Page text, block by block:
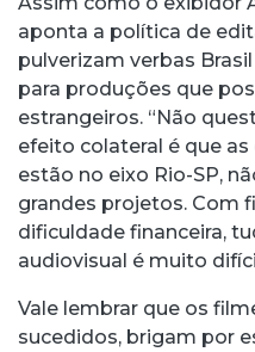
aponta a política de
pulverizam verbas
para produções que
estrangeiros. “Não
efeito colateral é que
estão no eixo Rio-SP,
grandes projetos. Com
dificuldade financeira,
audiovisual é muito
Vale lembrar que os
sucedidos, brigam por